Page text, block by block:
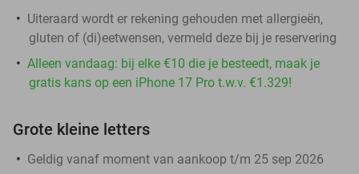
Uiteraard wordt er rekening gehouden met allergieën,
gluten of (di)eetwensen, vermeld deze bij je reservering
Alleen vandaag: bij elke €10 die je besteedt, maak je
gratis kans op een iPhone 17 Pro t.w.v. €1.329!
Grote kleine letters
Geldig vanaf moment van aankoop t/m 25 sep 2026